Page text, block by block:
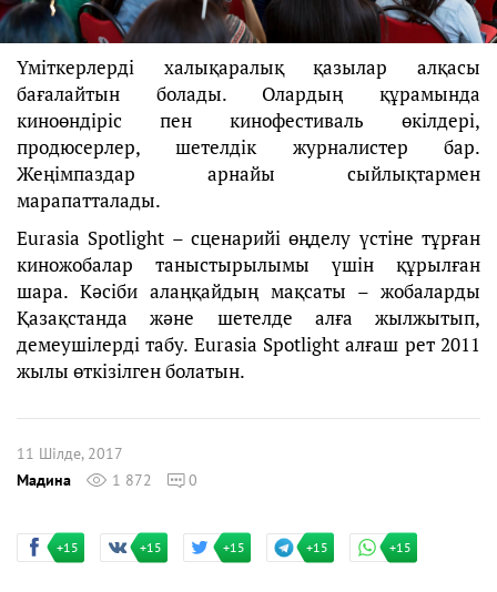
Үміткерлерді халықаралық қазылар алқасы
бағалайтын болады. Олардың құрамында
киноөндіріс пен кинофестиваль өкілдері,
продюсерлер, шетелдік журналистер бар.
Жеңімпаздар арнайы сыйлықтармен
марапатталады.
Eurasia Spotlight – сценарийі өңделу үстіне тұрған
киножобалар таныстырылымы үшін құрылған
шара. Кәсіби алаңқайдың мақсаты – жобаларды
Қазақстанда және шетелде алға жылжытып,
демеушілерді табу. Eurasia Spotlight алғаш рет 2011
жылы өткізілген болатын.
11 Шілде, 2017
Мадина
1 872 0
+15 +15 +15 +15 +15